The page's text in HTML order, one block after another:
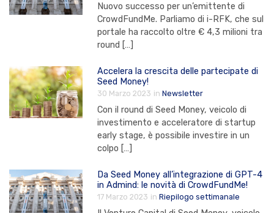
Nuovo successo per un’emittente di
CrowdFundMe. Parliamo di i-RFK, che sul
portale ha raccolto oltre € 4,3 milioni tra
round […]
Accelera la crescita delle partecipate di
Seed Money!
30 Marzo 2023 in Newsletter
Con il round di Seed Money, veicolo di
investimento e acceleratore di startup
early stage, è possibile investire in un
colpo […]
Da Seed Money all’integrazione di GPT-4
in Admind: le novità di CrowdFundMe!
17 Marzo 2023 in Riepilogo settimanale